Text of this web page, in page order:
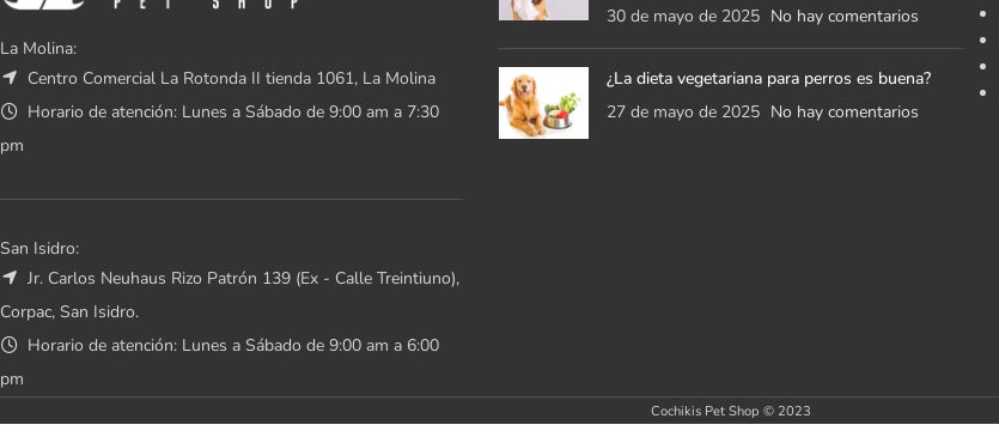
La Molina:
Centro Comercial La Rotonda II tienda 1061, La Molina
Horario de atención: Lunes a Sábado de 9:00 am a 7:30
pm
San Isidro:
Jr. Carlos Neuhaus Rizo Patrón 139 (Ex - Calle Treintiuno),
Corpac, San Isidro.
Horario de atención: Lunes a Sábado de 9:00 am a 6:00
pm
30 de mayo de 2025 No hay comentarios
¿La dieta vegetariana para perros es buena?
27 de mayo de 2025 No hay comentarios
Cochikis Pet Shop © 2023